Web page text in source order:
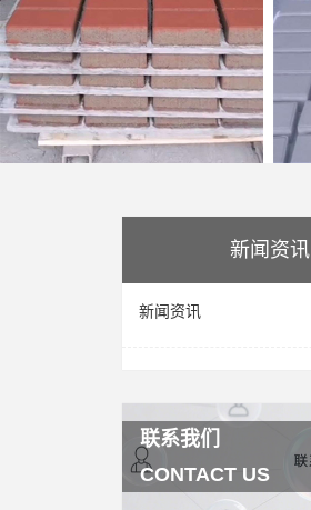
新闻资讯
新闻资讯
联系我们
CONTACT US